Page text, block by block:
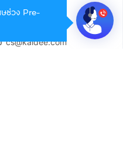
นใหญ่)
cs@kaidee.com
ช่วง Pre-